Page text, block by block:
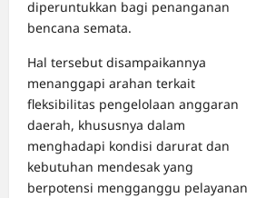
diperuntukkan bagi penanganan
bencana semata.
Hal tersebut disampaikannya
menanggapi arahan terkait
fleksibilitas pengelolaan anggaran
daerah, khususnya dalam
menghadapi kondisi darurat dan
kebutuhan mendesak yang
berpotensi mengganggu pelayanan